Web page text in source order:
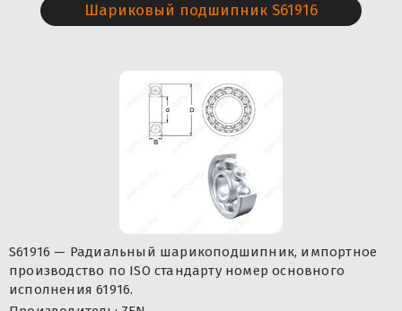
Шариковый подшипник S61916
S61916 — Радиальный шарикоподшипник, импортное
производство по ISO стандарту номер основного
исполнения 61916.